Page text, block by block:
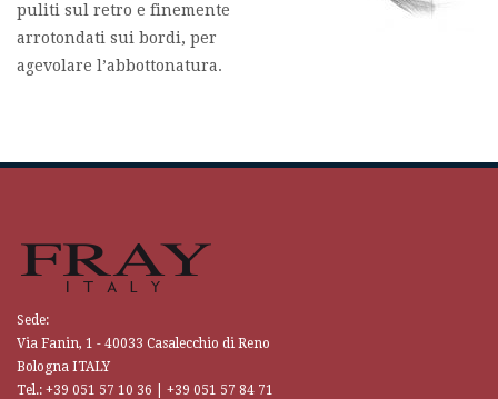
puliti sul retro e finemente
arrotondati sui bordi, per
agevolare l’abbottonatura.
Sede:
Via Fanin, 1 - 40033 Casalecchio di Reno
Bologna ITALY
Tel.: +39 051 57 10 36 | +39 051 57 84 71